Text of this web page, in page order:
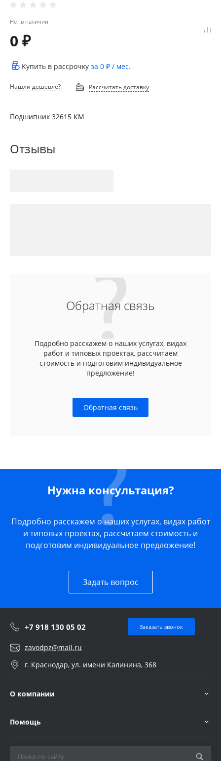
Нет в наличии
0 ₽
Купить в рассрочку за 0 ₽ / мес.
Нашли дешевле? Рассчитать доставку
Подшипник 32615 КМ
Отзывы
Обратная связь
Подробно расскажем о наших услугах, видах
работ и типовых проектах, рассчитаем
стоимость и подготовим индивидуальное
предложение!
Обратная связь
Нужна консультация?
Подробно расскажем о наших услугах, видах работ
и типовых проектах, рассчитаем стоимость и
подготовим индивидуальное предложение!
Задать вопрос
+7 918 130 05 02 Заказать звонок
zavodpz@mail.ru
г. Краснодар, ул. имени Калинина, 368
О компании
Помощь